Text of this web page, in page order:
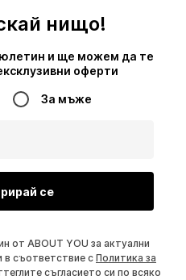
нищо!
и ще можем да те
оферти
За мъже
се
от ABOUT YOU за актуални
в съответствие с Политика за
съгласието си по всяко